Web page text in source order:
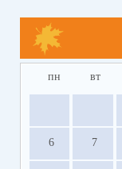
пн вт
6 7